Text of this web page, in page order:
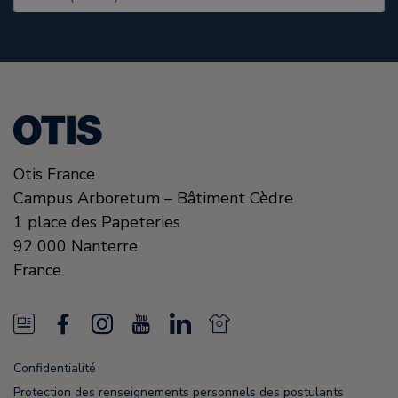
Otis France
Campus Arboretum – Bâtiment Cèdre
1 place des Papeteries
92 000 Nanterre
France
N
e
w
a
c
I
s
u
L
n
N
w
Confidentialité
Protection des renseignements personnels des postulants